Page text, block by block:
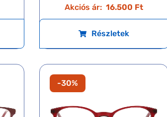
Akciós ár: 16.500 Ft
Részletek
-30%